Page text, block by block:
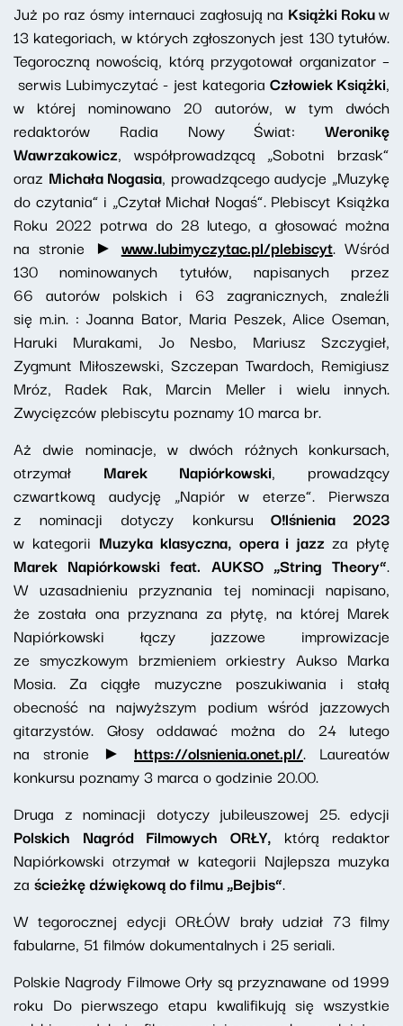
Już po raz ósmy internauci zagłosują na Książki Rokuw
13 kategoriach, w których zgłoszonych jest 130 tytułów.
Tegoroczną nowością, którą przygotował organizator –
serwis Lubimyczytać - jest kategoria Człowiek Książki,
w której nominowano 20 autorów, w tym dwóch
redaktorów Radia Nowy Świat: Weronikę
Wawrzakowicz, współprowadzącą „Sobotni brzask”
oraz Michała Nogasia, prowadzącego audycje „Muzykę
do czytania” i „Czytał Michał Nogaś”. Plebiscyt Książka
Roku 2022 potrwa do 28 lutego, a głosować można
na stronie ► www.lubimyczytac.pl/plebiscyt. Wśród
130 nominowanych tytułów, napisanych przez
66 autorów polskich i 63 zagranicznych, znaleźli
się m.in. : Joanna Bator, Maria Peszek, Alice Oseman,
Haruki Murakami, Jo Nesbo, Mariusz Szczygieł,
Zygmunt Miłoszewski, Szczepan Twardoch, Remigiusz
Mróz, Radek Rak, Marcin Meller i wielu innych.
Zwycięzców plebiscytu poznamy 10 marca br.
Aż dwie nominacje, w dwóch różnych konkursach,
otrzymał Marek Napiórkowski, prowadzący
czwartkową audycję „Napiór w eterze”. Pierwsza
z nominacji dotyczy konkursu O!lśnienia 2023
w kategorii Muzyka klasyczna, opera i jazzza płytę
Marek Napiórkowski feat. AUKSO „String Theory”.
W uzasadnieniu przyznania tej nominacji napisano,
że została ona przyznana za płytę, na której Marek
Napiórkowski łączy jazzowe improwizacje
ze smyczkowym brzmieniem orkiestry Aukso Marka
Mosia. Za ciągłe muzyczne poszukiwania i stałą
obecność na najwyższym podium wśród jazzowych
gitarzystów. Głosy oddawać można do 24 lutego
na stronie ► https://olsnienia.onet.pl/. Laureatów
konkursu poznamy 3 marca o godzinie 20.00.
Druga z nominacji dotyczy jubileuszowej 25. edycji
Polskich Nagród Filmowych ORŁY, którą redaktor
Napiórkowski otrzymał w kategorii Najlepsza muzyka
za ścieżkę dźwiękową do filmu „Bejbis”.
W tegorocznej edycji ORŁÓW brały udział 73 filmy
fabularne, 51 filmów dokumentalnych i 25 seriali.
Polskie Nagrody Filmowe Orły są przyznawane od 1999
roku Do pierwszego etapu kwalifikują się wszystkie